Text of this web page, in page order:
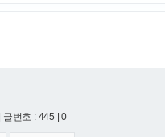
| 글번호 : 445 | 0